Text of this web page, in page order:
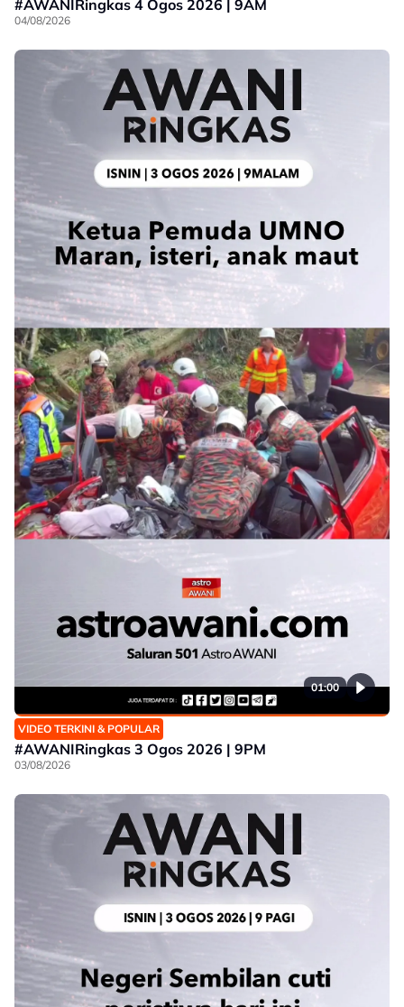
#AWANIRingkas 4 Ogos 2026 | 9AM
04/08/2026
01:00
VIDEO TERKINI & POPULAR
#AWANIRingkas 3 Ogos 2026 | 9PM
03/08/2026